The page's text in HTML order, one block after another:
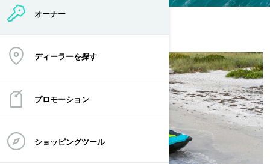
オーナー
ディーラーを探す
プロモーション
ショッピングツール